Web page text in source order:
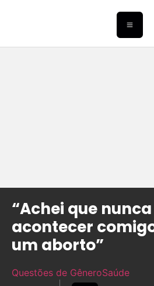
“Achei que
acontecer
um aborto”
Questões de GêneroSaúde